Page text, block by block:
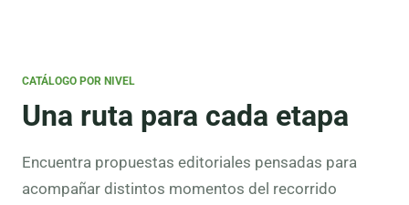
CATÁLOGO POR NIVEL
Una ruta para cada etapa
Encuentra propuestas editoriales pensadas para
acompañar distintos momentos del recorrido